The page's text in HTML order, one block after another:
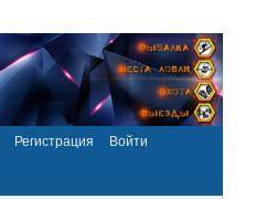
Регистрация
Войти